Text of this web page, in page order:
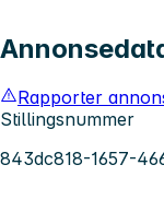
Rapporter
Stillingsnummer
843dc818-1657-